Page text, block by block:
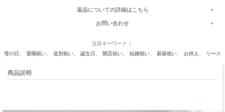
返品についての詳細はこちら
お問い合わせ
注目キーワード
母の日
退職祝い 送別祝い 誕生日 開店祝い 結婚祝い 新築祝い お供え リース
商品説明